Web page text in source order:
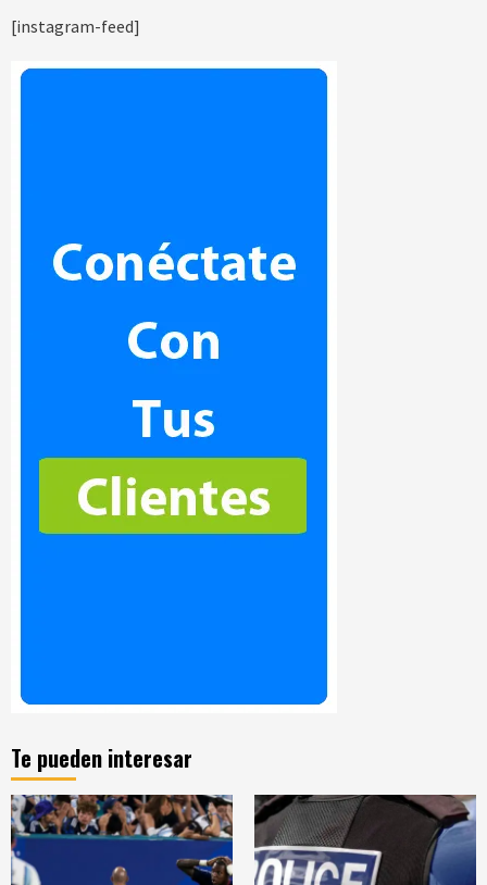
[instagram-feed]
Te pueden interesar